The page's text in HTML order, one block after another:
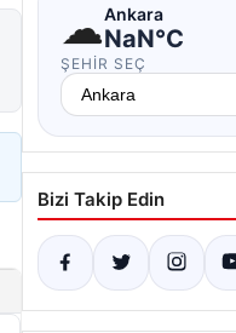
☁Ankara
NaN°C
ŞEHIR SEÇ
Bizi Takip Edin